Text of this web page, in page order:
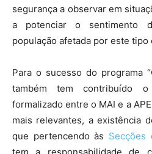
segurança a observar em
a potenciar o sentimento
população afetada por este tipo
Para o sucesso do programa
também tem contribuído
formalizado entre o MAI e a
mais relevantes, a existência
que pertencendo às Secções